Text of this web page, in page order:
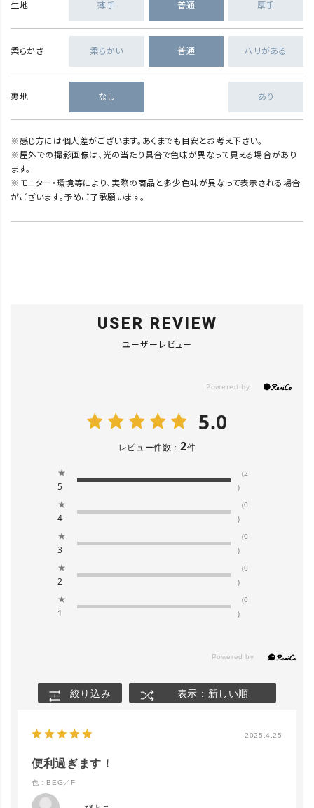
生地 薄手 普通 厚手
柔らかさ 柔らかい 普通 ハリがある
裏地 なし あり
※感じ方には個人差がございます。あくまでも目安とお考え下さい。
※屋外での撮影画像は、光の当たり具合で色味が異なって見える場合があり
ます。
※モニター・環境等により、実際の商品と多少色味が異なって表示される場合
がございます。予めご了承願います。
USER REVIEW
ユーザーレビュー
5.0
レビュー件数： 2件
★
5
(2
)
★
4
(0
)
★
3
(0
)
★
2
(0
)
★
1
(0
)
絞り込み 表示：新しい順
2025.4.25
便利過ぎます！
色：BEG／F